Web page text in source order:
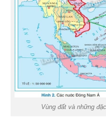
Vùng đất và những